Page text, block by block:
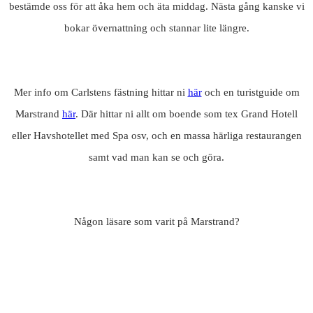
bestämde oss för att åka hem och äta middag. Nästa gång kanske vi
bokar övernattning och stannar lite längre.
Mer info om Carlstens fästning hittar ni häroch en turistguide om
Marstrand här. Där hittar ni allt om boende som tex Grand Hotell
eller Havshotellet med Spa osv, och en massa härliga restaurangen
samt vad man kan se och göra.
Någon läsare som varit på Marstrand?